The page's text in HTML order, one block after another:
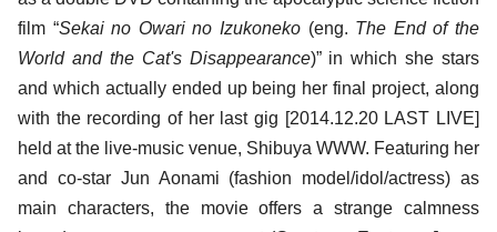
film “Sekai no Owari no Izukoneko (eng. The End of the
World and the Cat's Disappearance)” in which she stars
and which actually ended up being her final project, along
with the recording of her last gig [2014.12.20 LAST LIVE]
held at the live-music venue, Shibuya WWW. Featuring her
and co-star Jun Aonami (fashion model/idol/actress) as
main characters, the movie offers a strange calmness